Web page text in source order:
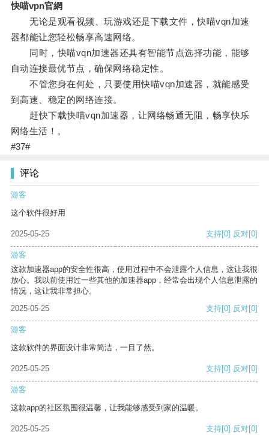
快喵vpn官網
无论是观看视频、玩游戏还是下载文件，快喵vqn加速
器都能让您轻松畅享高速网络。
同时，快喵vqn加速器还具有智能节点选择功能，能够
自动连接最优节点，确保网络稳定性。
不管您身在何处，只要使用快喵vqn加速器，就能感受
到高速、稳定的网络连接。
赶快下载快喵vqn加速器，让网络畅通无阻，畅享快乐
网络生活！。
#37#
评论
游客
这个软件很好用
2025-05-25 支持[0] 反对[0]
游客
这款加速器app的安全性很高，使用过程中不会泄露个人信息，这让我很
放心。我以前使用过一些其他的加速器app，经常会出现个人信息泄露的
情况，这让我非常担心。
2025-05-25
支持[0] 反对[0]
游客
这款软件的界面设计非常简洁，一目了然。
2025-05-25 支持[0] 反对[0]
游客
这款app的社区氛围很温馨，让我能够感受到家的温暖。
2025-05-25 支持[0] 反对[0]